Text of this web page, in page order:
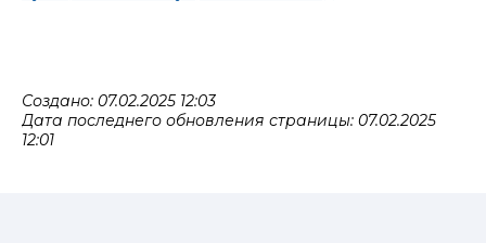
Создано: 07.02.2025 12:03
Дата последнего обновления страницы: 07.02.2025
12:01